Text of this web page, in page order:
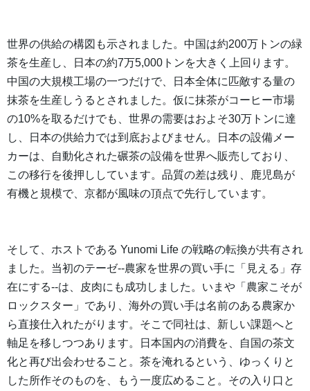
世界の供給の構図も示されました。中国は約200万トンの緑
茶を生産し、日本の約7万5,000トンを大きく上回ります。
中国の大規模工場の一つだけで、日本全体に匹敵する量の
抹茶を生産しうるとされました。仮に抹茶がコーヒー市場
の10%を取るだけでも、世界の需要はおよそ30万トンに達
し、日本の供給力では到底およびません。日本の設備メー
カーは、自動化された碾茶の設備を世界へ販売しており、
この移行を後押ししています。品質の差は残り、鹿児島が
有機と規模で、京都が風味の頂点で先行しています。
そして、ホストである Yunomi Life の戦略の転換が共有され
ました。当初のテーゼ--農家を世界の買い手に「見える」存
在にする--は、皮肉にも成功しました。いまや「農家こそが
ロックスター」であり、海外の買い手は名前のある農家か
ら直接仕入れたがります。そこで同社は、新しい課題へと
軸足を移しつつあります。日本国内の消費を、自国の茶文
化と再び出会わせること。茶を淹れるという、ゆっくりと
した所作そのものを、もう一度広めること。その入り口と